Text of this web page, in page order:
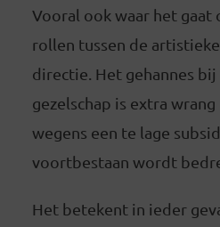
Vooral ook waar het gaat
rollen tussen de
directie. Het gehannes bij
gezelschap is extra
wegens een te lage
voortbestaan wordt
Het betekent in ieder